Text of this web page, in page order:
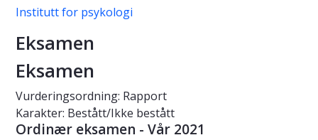
Institutt for psykologi
Eksamen
Eksamen
Vurderingsordning: Rapport
Karakter: Bestått/Ikke bestått
Ordinær eksamen - Vår 2021